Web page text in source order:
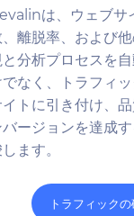
は、ウェブサ
離脱率、および
分析プロセスを
でなく、トラフィ
トに引き付け、
バージョンを達成
ます。
トラフィック